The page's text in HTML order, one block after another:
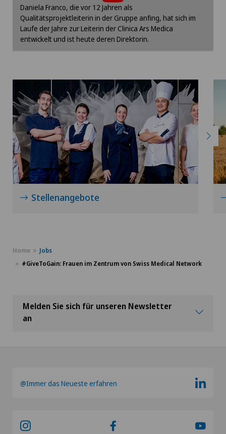
Bitte aktivieren Sie die entsprechende Option in
den Cookie-Einstellungen.
Cookie-Einstellungen
Daniela Franco, die vor 12 Jahren als
Qualitätsprojektleiterin in der Gruppe anfing, hat sich im
Laufe der Jahre zur Leiterin der Clinica Ars Medica
entwickelt und ist heute deren Direktorin.
Stellenangebote
Home
Jobs
#GiveToGain: Frauen im Zentrum von Swiss Medical Network
Melden Sie sich für unseren Newsletter
an
@Immer das Neueste erfahren